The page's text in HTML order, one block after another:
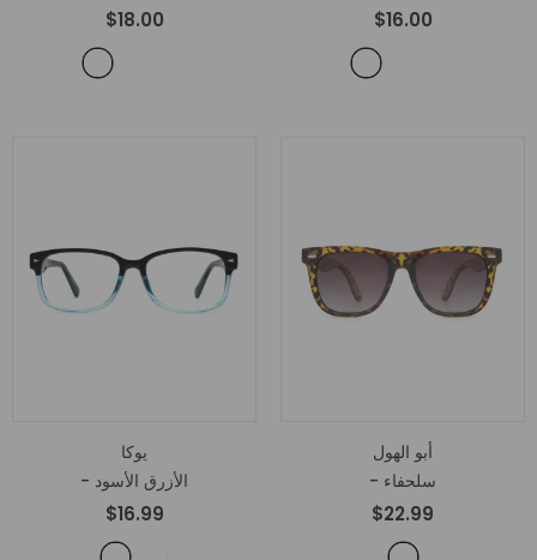
$18.00 $16.00
يوكا
- الأزرق الأسود
$16.99
أبو الهول
- سلحفاء
$22.99